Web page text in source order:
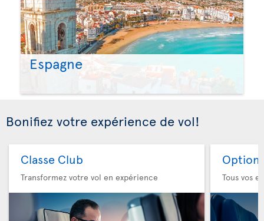
Espagne
Bonifiez votre expérience de vol!
Classe Club
Transformez votre vol en expérience
Option
Tous vos